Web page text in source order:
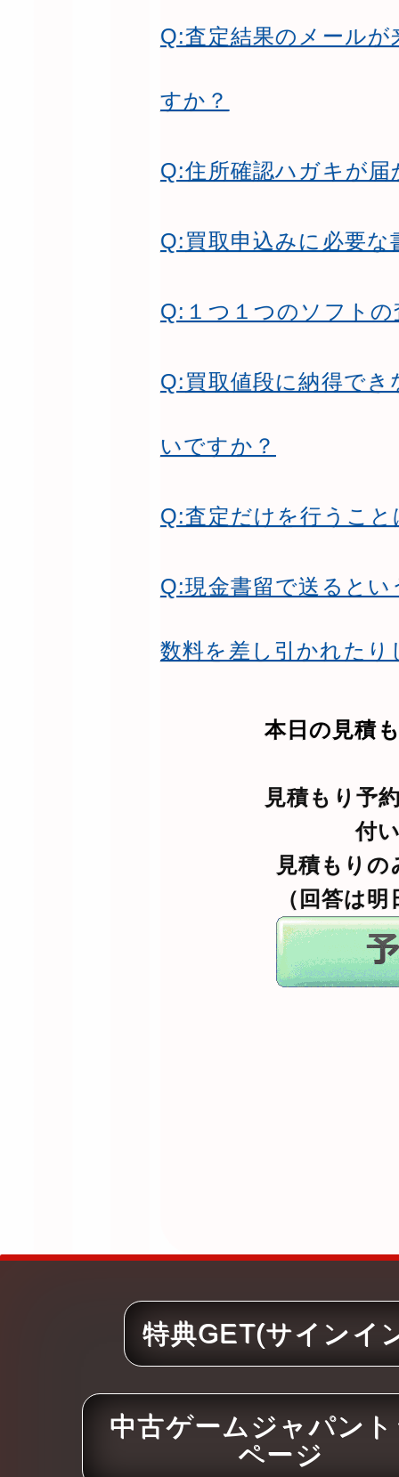
Q:査定結果のメール
すか？
Q:住所確認ハガキが届
Q:買取申込みに必要
Q:１つ１つのソフト
Q:買取値段に納得で
いですか？
Q:査定だけを行うこ
Q:現金書留で送ると
数料を差し引かれたり
本日の見積
見積もり予
付
見積もり
（回答は
特典GET(サインイ
中古ゲームジャパン
ページ